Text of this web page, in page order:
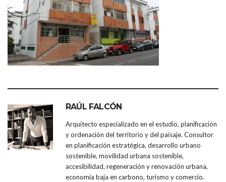
RAÚL FALCÓN
Arquitecto especializado en el estudio, planificación
y ordenación del territorio y del paisaje. Consultor
en planificación estratégica, desarrollo urbano
sostenible, movilidad urbana sostenible,
accesibilidad, regeneración y renovación urbana,
economía baja en carbono, turismo y comercio.